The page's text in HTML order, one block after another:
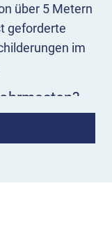
über 5 Metern
geforderte
im